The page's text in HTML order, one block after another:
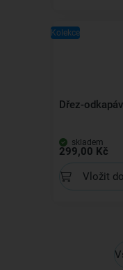
Kolekce
Dřez-
skladem
299,00 Kč
Vložit